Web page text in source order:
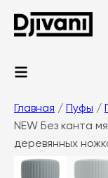
Главная / Пуфы /
NEW Без канта
деревянных
‹